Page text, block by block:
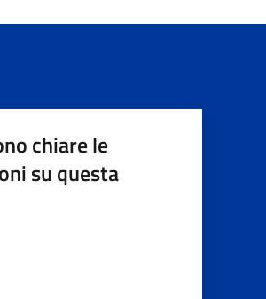
chiare le
su questa